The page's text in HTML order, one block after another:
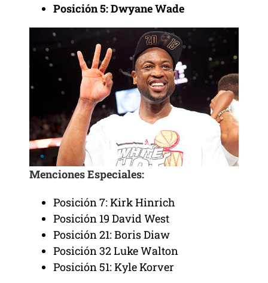
Posición 5: Dwyane Wade
Menciones Especiales:
Posición 7: Kirk Hinrich
Posición 19 David West
Posición 21: Boris Diaw
Posición 32 Luke Walton
Posición 51: Kyle Korver